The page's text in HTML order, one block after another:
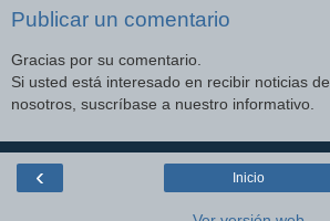
Publicar un comentario
Gracias por su comentario.
Si usted está interesado en recibir noticias de
nosotros, suscríbase a nuestro informativo.
‹ Inicio